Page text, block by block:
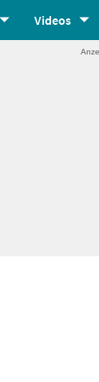
Videos